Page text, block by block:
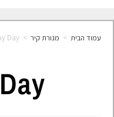
עמוד הבית > מנורת קיר >
Day